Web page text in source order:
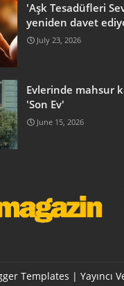
'Aşk Tesadüfleri
yeniden davet
July 23, 2026
Evlerinde mahsur
'Son Ev'
June 15, 2026
Templates | Yayıncı